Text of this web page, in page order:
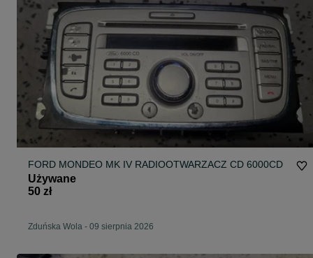
FORD MONDEO MK IV RADIOOTWARZACZ CD 6000CD
Używane
50 zł
Zduńska Wola - 09 sierpnia 2026